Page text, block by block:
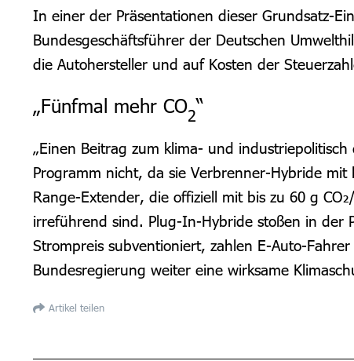
In einer der Präsentationen dieser Grundsatz-
Bundesgeschäftsführer der Deutschen
die Autohersteller und auf Kosten der
„Fünfmal mehr CO2“
„Einen Beitrag zum klima- und
Programm nicht, da sie Verbrenner-Hybride mit
Range-Extender, die offiziell mit bis zu 60 g
irreführend sind. Plug-In-Hybride stoßen in der
Strompreis subventioniert, zahlen E-Auto-
Bundesregierung weiter eine wirksame
Artikel teilen